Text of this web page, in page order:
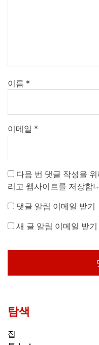
이름 *
이메일 *
다음 번 댓글 작성을
리고 웹사이트를 저장합
댓글 알림 이메일 받기
새 글 알림 이메일 받기
탐색
집